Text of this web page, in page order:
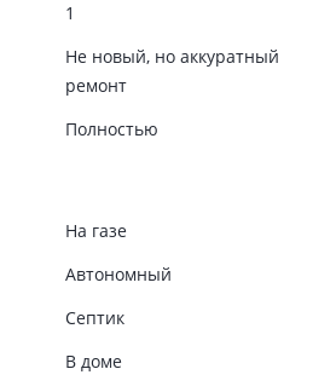
1
Не новый, но аккуратный
ремонт
Полностью
На газе
Автономный
Септик
В доме